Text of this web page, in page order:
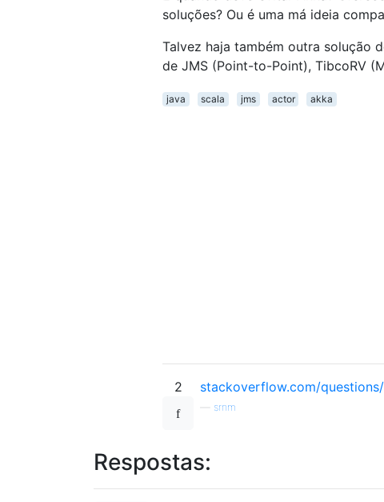
soluções? Ou é uma má ideia
Talvez haja também outra solução
de JMS (Point-to-Point), TibcoRV
java scala jms actor akka
2 stackoverflow.com/
srnm
Respostas: